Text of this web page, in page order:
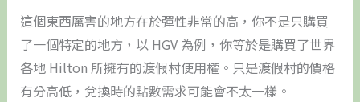
這個東西厲害的地方在於彈性非常的高，你不是只購買
了一個特定的地方，以 HGV 為例，你等於是購買了世界
各地 Hilton 所擁有的渡假村使用權。只是渡假村的價格
有分高低，兌換時的點數需求可能會不太一樣。